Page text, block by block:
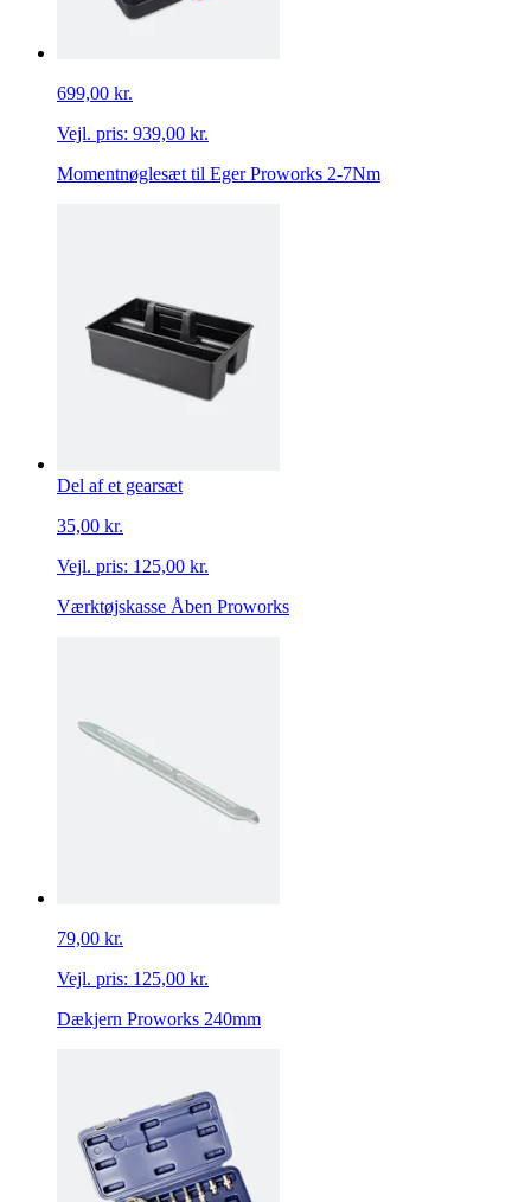
699,00 kr.
Vejl. pris: 939,00 kr.
Momentnøglesæt til Eger Proworks 2-7Nm
Del af et gearsæt
35,00 kr.
Vejl. pris: 125,00 kr.
Værktøjskasse Åben Proworks
79,00 kr.
Vejl. pris: 125,00 kr.
Dækjern Proworks 240mm